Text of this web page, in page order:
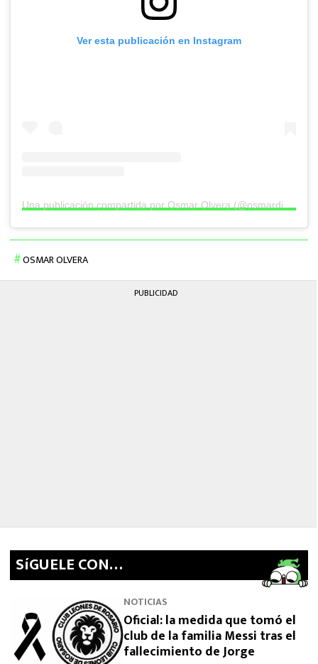
Ver esta publicación en Instagram
Una publicación compartida por Osmar Olvera (@osmardiver05)
OSMAR OLVERA
PUBLICIDAD
SíGUELE CON…
NOTICIAS
Oficial: la medida que tomó el
club de la familia Messi tras el
fallecimiento de Jorge